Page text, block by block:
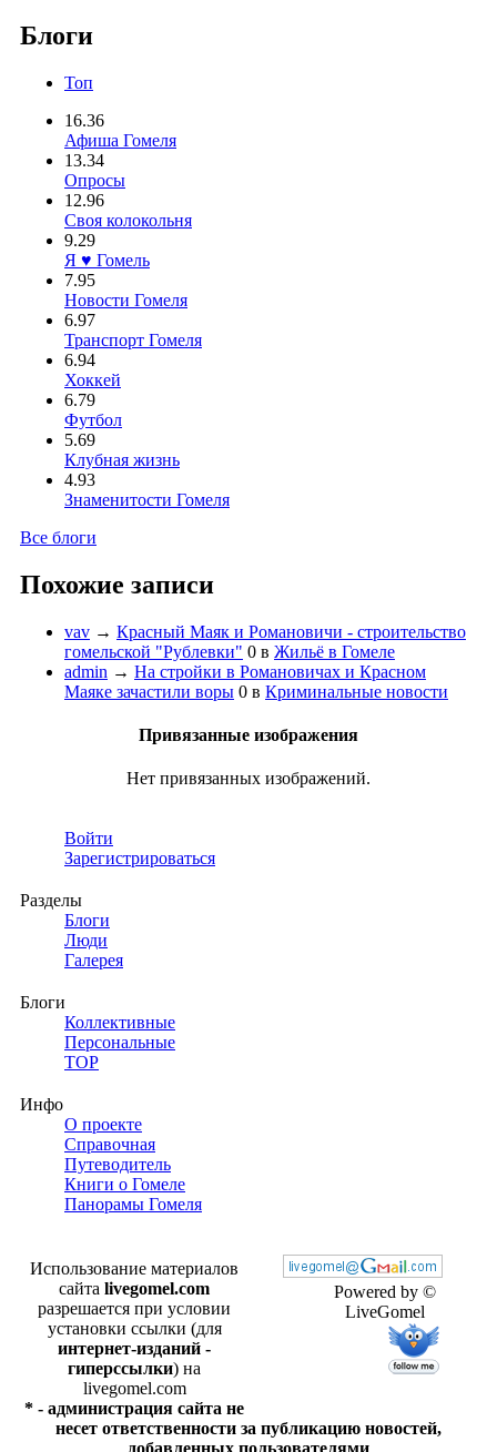
Блоги
Топ
16.36
Афиша Гомеля
13.34
Опросы
12.96
Своя колокольня
9.29
Я ♥ Гомель
7.95
Новости Гомеля
6.97
Транспорт Гомеля
6.94
Хоккей
6.79
Футбол
5.69
Клубная жизнь
4.93
Знаменитости Гомеля
Все блоги
Похожие записи
vav → Красный Маяк и Романовичи - строительство
гомельской "Рублевки" 0 в Жильё в Гомеле
admin → На стройки в Романовичах и Красном
Маяке зачастили воры 0 в Криминальные новости
Привязанные изображения
Нет привязанных изображений.
Войти
Зарегистрироваться
Разделы
Блоги
Люди
Галерея
Блоги
Коллективные
Персональные
TOP
Инфо
О проекте
Справочная
Путеводитель
Книги о Гомеле
Панорамы Гомеля
Powered by ©
LiveGomel
Использование материалов
сайта livegomel.com
разрешается при условии
установки ссылки (для
интернет-изданий -
гиперссылки) на
livegomel.com
* - администрация сайта не
несет ответственности за публикацию новостей,